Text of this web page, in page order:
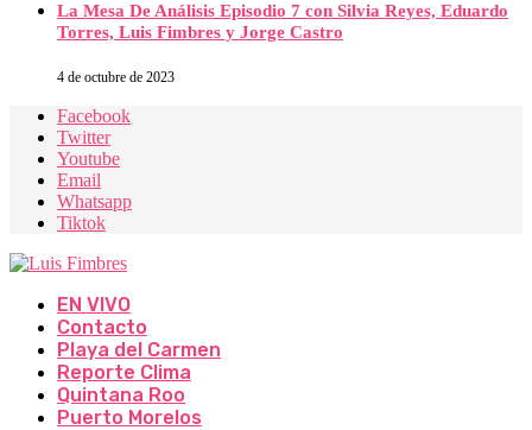
La Mesa De Análisis Episodio 7 con Silvia Reyes, Eduardo
Torres, Luis Fimbres y Jorge Castro
4 de octubre de 2023
Facebook
Twitter
Youtube
Email
Whatsapp
Tiktok
EN VIVO
Contacto
Playa del Carmen
Reporte Clima
Quintana Roo
Puerto Morelos